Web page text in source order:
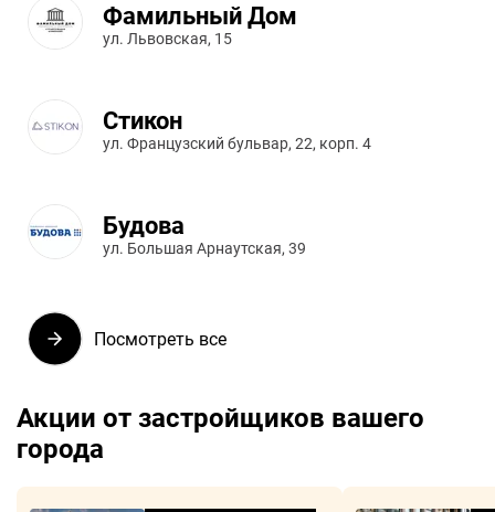
Фамильный Дом
ул. Львовская, 15
Стикон
ул. Французский бульвар, 22, корп. 4
Будова
ул. Большая Арнаутская, 39
Посмотреть все
Акции от застройщиков вашего
города